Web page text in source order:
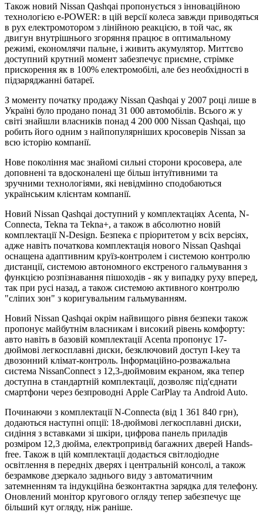
Також новий Nissan Qashqai пропонується з інноваційною
технологією e-POWER: в цій версії колеса завжди приводяться
в рух електромотором з лінійною реакцією, в той час, як
двигун внутрішнього згоряння працює в оптимальному
режимі, економлячи пальне, і живить акумулятор. Миттєво
доступний крутний момент забезпечує приємне, стрімке
прискорення як в 100% електромобілі, але без необхідності в
підзаряджанні батареї.
З моменту початку продажу Nissan Qashqai у 2007 році лише в
Україні було продано понад 31 000 автомобілів. Всього ж у
світі знайшли власників понад 4 200 000 Nissan Qashqai, що
робить його одним з найпопулярніших кросоверів Nissan за
всю історію компанії.
Нове покоління має знайомі сильні сторони кросовера, але
доповнені та вдосконалені ще більш інтуїтивними та
зручними технологіями, які невідмінно сподобаються
українським клієнтам компанії.
Новий Nissan Qashqai доступний у комплектаціях Acenta, N-
Connecta, Tekna та Tekna+, а також в абсолютно новій
комплектації N-Design. Безпека є пріоритетом у всіх версіях,
адже навіть початкова комплектація нового Nissan Qashqai
оснащена адаптивним круїз-контролем і системою контролю
дистанції, системою автономного екстреного гальмування з
функцією розпізнавання пішоходів - як у випадку руху вперед,
так при русі назад, а також системою активного контролю
"сліпих зон" з коригувальним гальмуванням.
Новий Nissan Qashqai окрім найвищого рівня безпеки також
пропонує майбутнім власникам і високий рівень комфорту:
авто навіть в базовій комплектації Acenta пропонує 17-
дюймові легкосплавні диски, безключовий доступ I-key та
двозонний клімат-контроль. Інформаційно-розважальна
система NissanConnect з 12,3-дюймовим екраном, яка тепер
доступна в стандартній комплектації, дозволяє під'єднати
смартфони через безпроводні Apple CarPlay та Android Auto.
Починаючи з комплектації N-Connecta (від 1 361 840 грн),
додаються наступні опції: 18-дюймові легкосплавні диски,
сидіння з вставками зі шкіри, цифрова панель приладів
розміром 12,3 дюйма, електропривід багажних дверей Hands-
free. Також в цій комплектації додається світлодіодне
освітлення в передніх дверях і центральній консолі, а також
безрамкове дзеркало заднього виду з автоматичним
затемненням та індукційна безконтактна зарядка для телефону.
Оновлений монітор кругового огляду тепер забезпечує ще
більший кут огляду, ніж раніше.